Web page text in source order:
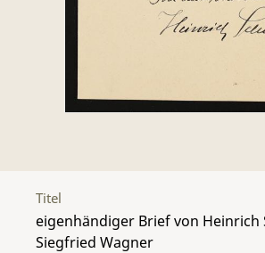
Titel
eigenhändiger Brief von Heinrich
Siegfried Wagner